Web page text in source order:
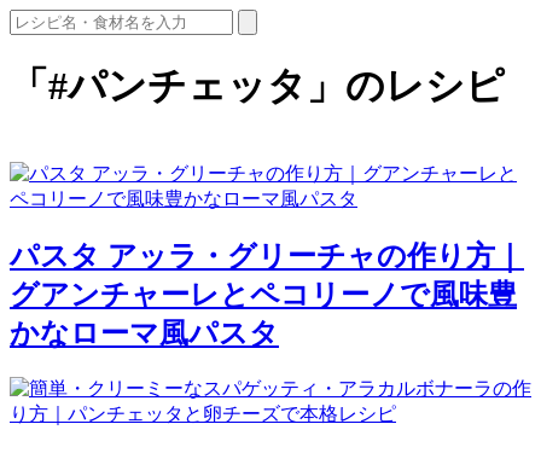
「#パンチェッタ」のレシピ
パスタ アッラ・グリーチャの作り方｜
グアンチャーレとペコリーノで風味豊
かなローマ風パスタ